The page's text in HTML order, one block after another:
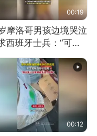
00:19
摩洛哥男孩边境哭泣
西班牙士兵：“可不
00:12